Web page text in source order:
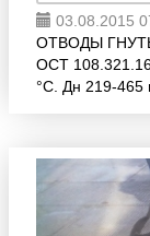
03.08.2015
ОТВОДЫ
ОСТ
°С. Дн 219-465